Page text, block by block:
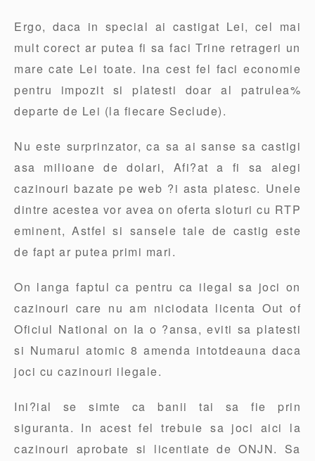
Ergo, daca in special ai castigat Lei, cel mai
mult corect ar putea fi sa faci Trine retrageri un
mare cate Lei toate. Ina cest fel faci economie
pentru impozit si platesti doar al patrulea%
departe de Lei (la fiecare Seclude).
Nu este surprinzator, ca sa ai sanse sa castigi
asa milioane de dolari, Afi?at a fi sa alegi
cazinouri bazate pe web ?i asta platesc. Unele
dintre acestea vor avea on oferta sloturi cu RTP
eminent, Astfel si sansele tale de castig este
de fapt ar putea primi mari.
On langa faptul ca pentru ca ilegal sa joci on
cazinouri care nu am niciodata licenta Out of
Oficiul National on Ia o ?ansa, eviti sa platesti
si Numarul atomic 8 amenda intotdeauna daca
joci cu cazinouri ilegale.
Ini?ial se simte ca banii tai sa fie prin
siguranta. In acest fel trebuie sa joci aici la
cazinouri aprobate si licentiate de ONJN. Sa